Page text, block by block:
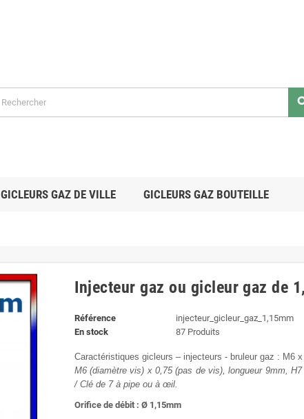
GICLEURS GAZ DE VILLE GICLEURS GAZ BOUTEILLE
Injecteur gaz ou gicleur gaz de
Référence
injecteur_gicleur_gaz_1,15mm
En stock
87 Produits
Caractéristiques gicleurs – injecteurs - bruleur gaz : M6
M6 (diamètre vis) x 0,75 (pas de vis), longueur 9mm,
/ Clé de 7 à pipe ou à œil.
Orifice de débit : Ø 1,15mm